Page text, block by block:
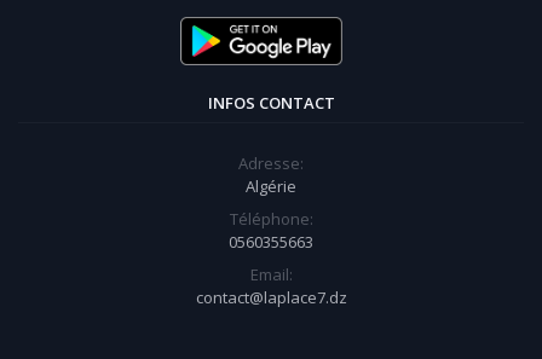
INFOS CONTACT
Adresse:
Algérie
Téléphone:
0560355663
Email:
contact@laplace7.dz